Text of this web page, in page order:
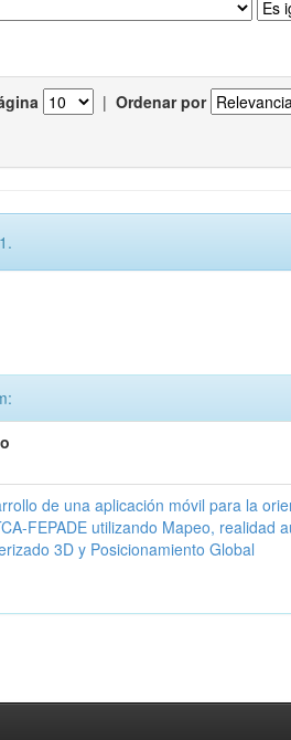
| Ordenar por
de una aplicación móvil para la
FEPADE utilizando Mapeo, realidad
3D y Posicionamiento Global